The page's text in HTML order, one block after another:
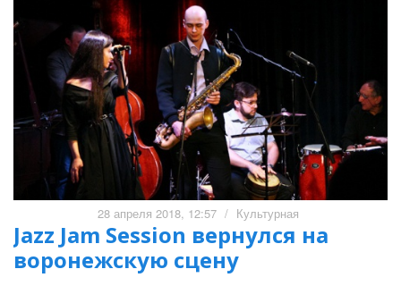
28 апреля 2018, 12:57 / Культурная
Jazz Jam Session вернулся на
воронежскую сцену